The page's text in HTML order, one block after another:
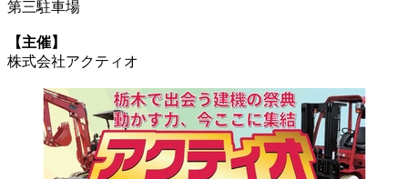
第三駐車場
【主催】
株式会社アクティオ